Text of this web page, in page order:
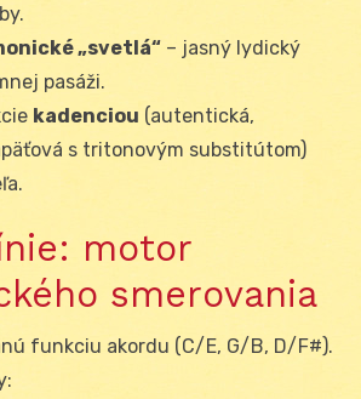
„svetlá“ – jasný lydický
pasáži.
kadenciou (autentická,
s tritonovým substitútom)
motor
smerovania
funkciu akordu (C/E, G/B, D/F#).